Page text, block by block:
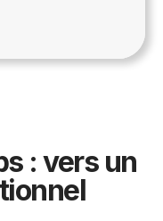
: vers un